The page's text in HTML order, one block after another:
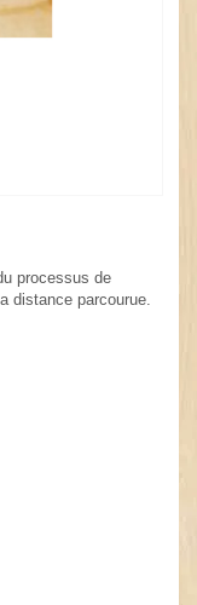
processus de
distance parcourue.